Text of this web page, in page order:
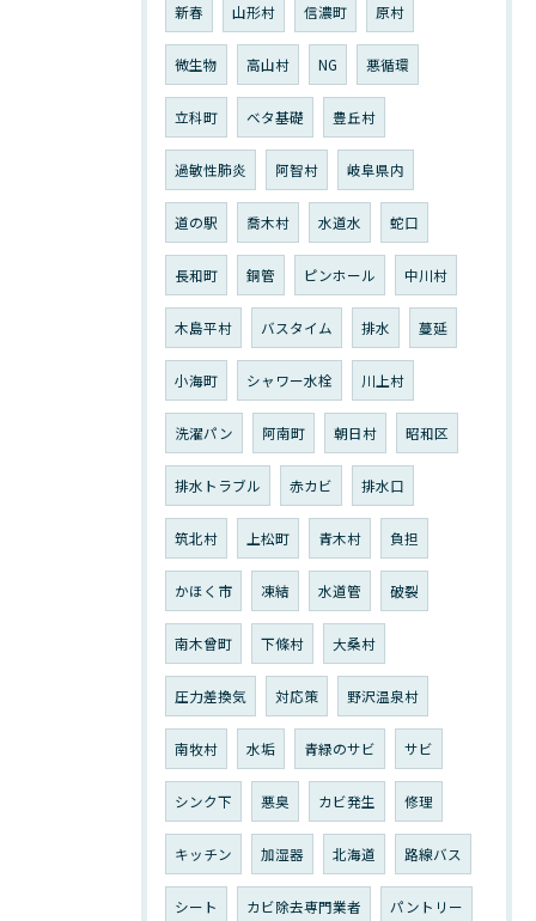
新春 山形村 信濃町 原村
微生物 高山村 NG 悪循環
立科町 ベタ基礎 豊丘村
過敏性肺炎 阿智村 岐阜県内
道の駅 喬木村 水道水 蛇口
長和町 銅管 ピンホール 中川村
木島平村 バスタイム 排水 蔓延
小海町 シャワー水栓 川上村
洗濯パン 阿南町 朝日村 昭和区
排水トラブル 赤カビ 排水口
筑北村 上松町 青木村 負担
かほく市 凍結 水道管 破裂
南木曾町 下條村 大桑村
圧力差換気 対応策 野沢温泉村
南牧村 水垢 青緑のサビ サビ
シンク下 悪臭 カビ発生 修理
キッチン 加湿器 北海道 路線バス
シート カビ除去専門業者 パントリー